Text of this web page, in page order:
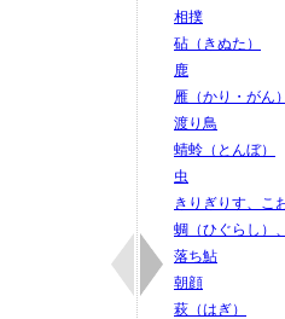
相撲
砧（きぬた）
鹿
雁（かり・がん
渡り鳥
蜻蛉（とんぼ）
虫
きりぎりす、こ
蜩（ひぐらし）
落ち鮎
朝顔
萩（はぎ）